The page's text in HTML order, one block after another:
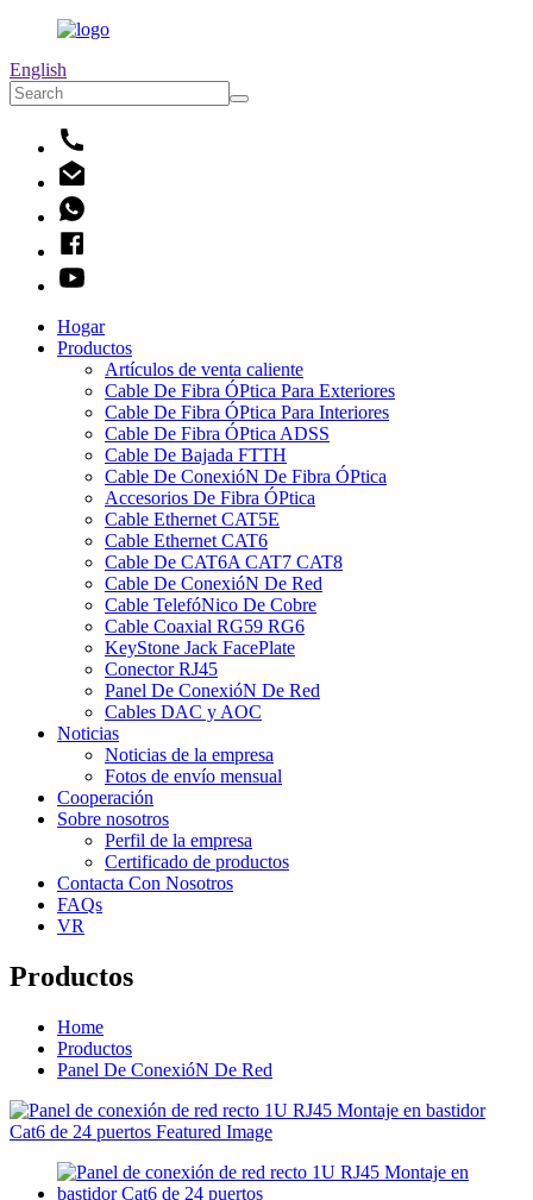
English
Hogar
Productos
Artículos de venta caliente
Cable De Fibra ÓPtica Para Exteriores
Cable De Fibra ÓPtica Para Interiores
Cable De Fibra ÓPtica ADSS
Cable De Bajada FTTH
Cable De ConexióN De Fibra ÓPtica
Accesorios De Fibra ÓPtica
Cable Ethernet CAT5E
Cable Ethernet CAT6
Cable De CAT6A CAT7 CAT8
Cable De ConexióN De Red
Cable TelefóNico De Cobre
Cable Coaxial RG59 RG6
KeyStone Jack FacePlate
Conector RJ45
Panel De ConexióN De Red
Cables DAC y AOC
Noticias
Noticias de la empresa
Fotos de envío mensual
Cooperación
Sobre nosotros
Perfil de la empresa
Certificado de productos
Contacta Con Nosotros
FAQs
VR
Productos
Home
Productos
Panel De ConexióN De Red